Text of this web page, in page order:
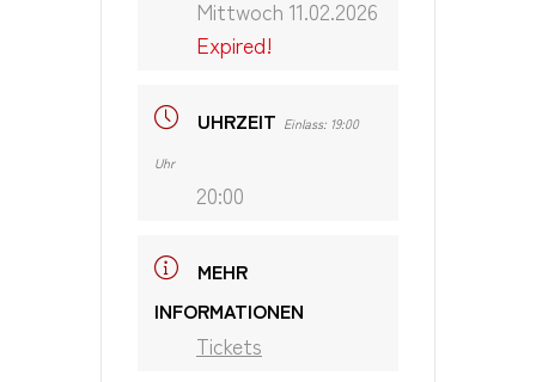
Mittwoch 11.02.2026
Expired!
UHRZEIT Einlass: 19:00
Uhr
20:00
MEHR
INFORMATIONEN
Tickets